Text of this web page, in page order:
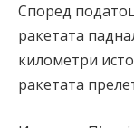
Според
ракетата
километри
ракетата